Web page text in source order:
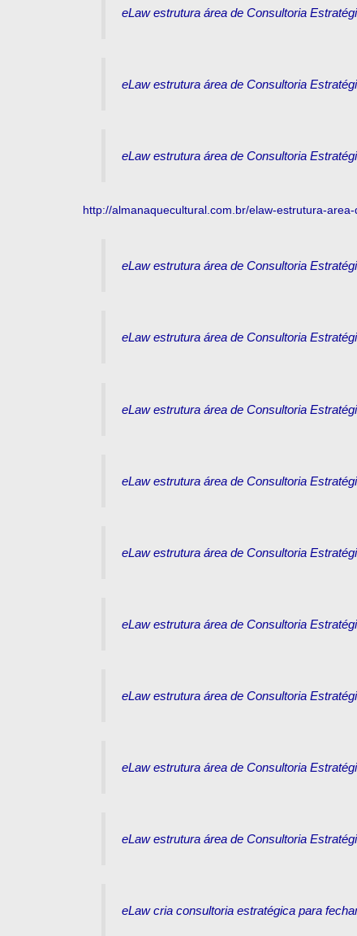
eLaw estrutura área de Consultoria
eLaw estrutura área de Consultoria
eLaw estrutura área de Consultoria
http://almanaquecultural.com.br/elaw-estrutura-
eLaw estrutura área de Consultoria
eLaw estrutura área de Consultoria
eLaw estrutura área de Consultoria
eLaw estrutura área de Consultoria
eLaw estrutura área de Consultoria
eLaw estrutura área de Consultoria
eLaw estrutura área de Consultoria
eLaw estrutura área de Consultoria
eLaw estrutura área de Consultoria
eLaw cria consultoria estratégica para